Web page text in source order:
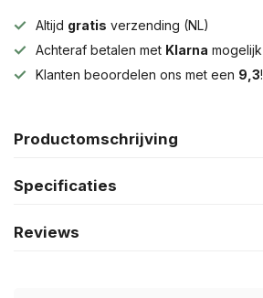
Altijd gratis verzending (NL)
Achteraf betalen met Klarna mogelijk
Klanten beoordelen ons met een 9,3!
Productomschrijving
Specificaties
Reviews